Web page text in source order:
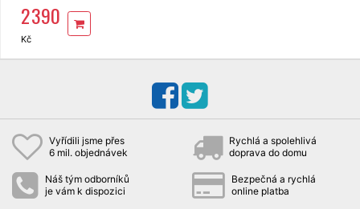
1/4", 1/2" a
3/8" gola
sada
2 390
Kč
Vyřídili jsme přes
6 mil. objednávek
Rychlá a spolehlivá
doprava do domu
Náš tým odborníků
je vám k dispozici
Bezpečná a rychlá
online platba